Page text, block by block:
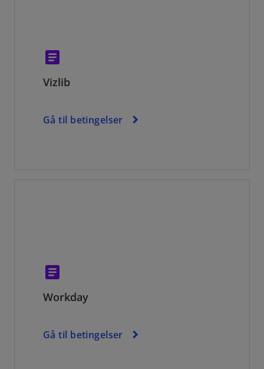
article
Vizlib
Gå til betingelser
article
Workday
Gå til betingelser